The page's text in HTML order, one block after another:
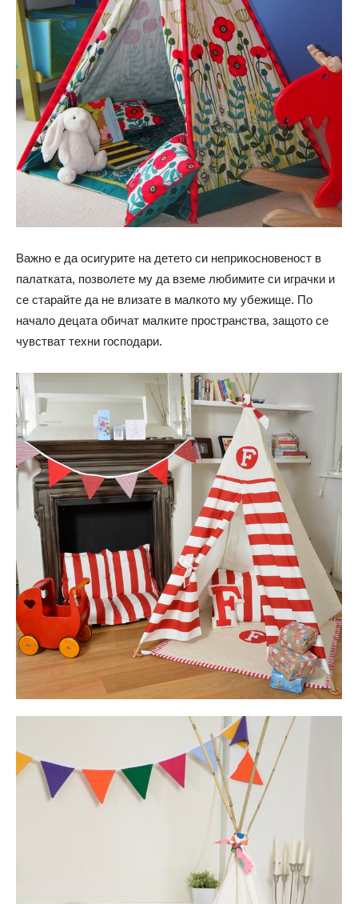
Важно е да осигурите на детето си неприкосновеност в
палатката, позволете му да вземе любимите си играчки и
се старайте да не влизате в малкото му убежище. По
начало децата обичат малките пространства, защото се
чувстват техни господари.